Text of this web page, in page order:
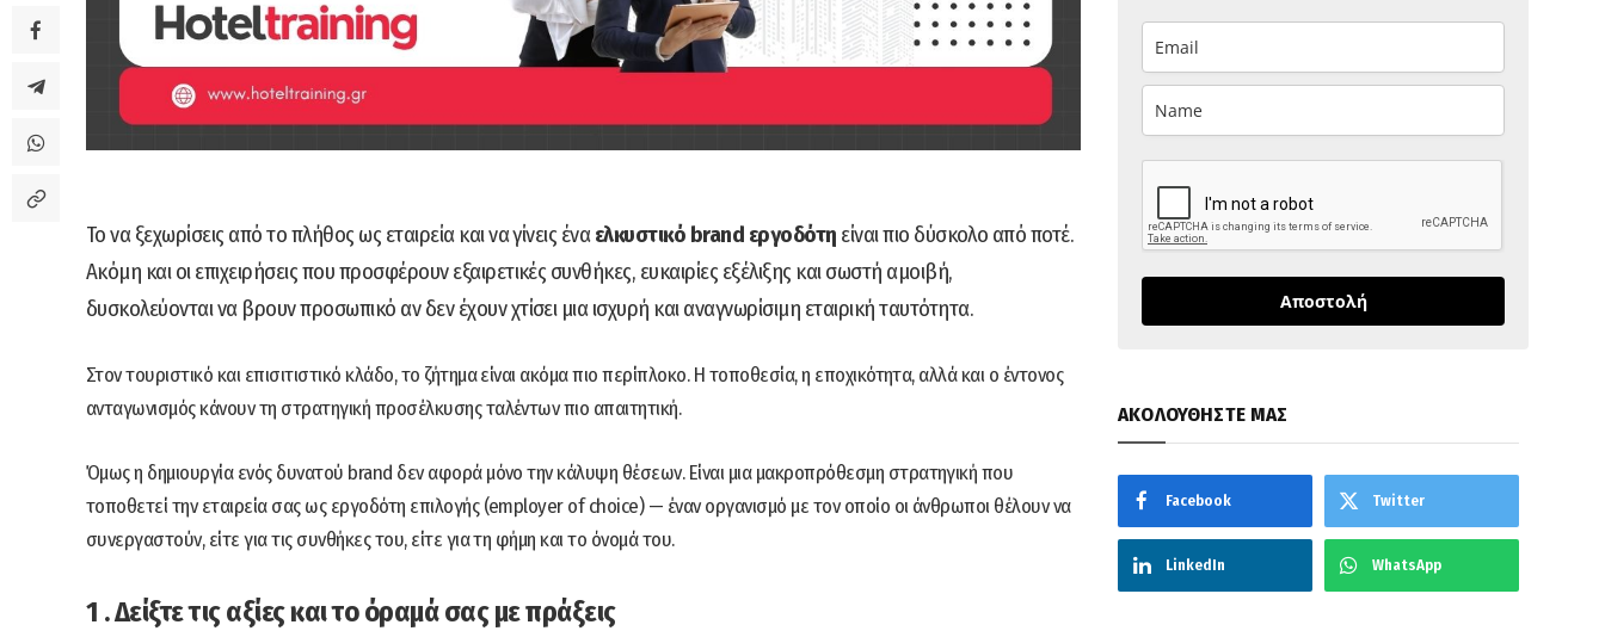
Το να ξεχωρίσεις από το πλήθος ως εταιρεία και να γίνεις έναελκυστικό brand εργοδότη είναι πιο δύσκολο από ποτέ.
Ακόμη και οι επιχειρήσεις που προσφέρουν εξαιρετικές συνθήκες, ευκαιρίες εξέλιξης και σωστή αμοιβή,
δυσκολεύονται να βρουν προσωπικό αν δεν έχουν χτίσει μια ισχυρή και αναγνωρίσιμη εταιρική ταυτότητα.
Στον τουριστικό και επισιτιστικό κλάδο, το ζήτημα είναι ακόμα πιο περίπλοκο. Η τοποθεσία, η εποχικότητα, αλλά και ο έντονος
ανταγωνισμός κάνουν τη στρατηγική προσέλκυσης ταλέντων πιο απαιτητική.
Όμως η δημιουργία ενός δυνατού brand δεν αφορά μόνο την κάλυψη θέσεων. Είναι μια μακροπρόθεσμη στρατηγική που
τοποθετεί την εταιρεία σας ως εργοδότη επιλογής (employer of choice) — έναν οργανισμό με τον οποίο οι άνθρωποι θέλουν να
συνεργαστούν, είτε για τις συνθήκες του, είτε για τη φήμη και το όνομά του.
1 . Δείξτε τις αξίες και το όραμά σας με πράξεις
Αποστολή
ΑΚΟΛΟΥΘΗΣΤΕ ΜΑΣ
Facebook Twitter
LinkedIn WhatsApp